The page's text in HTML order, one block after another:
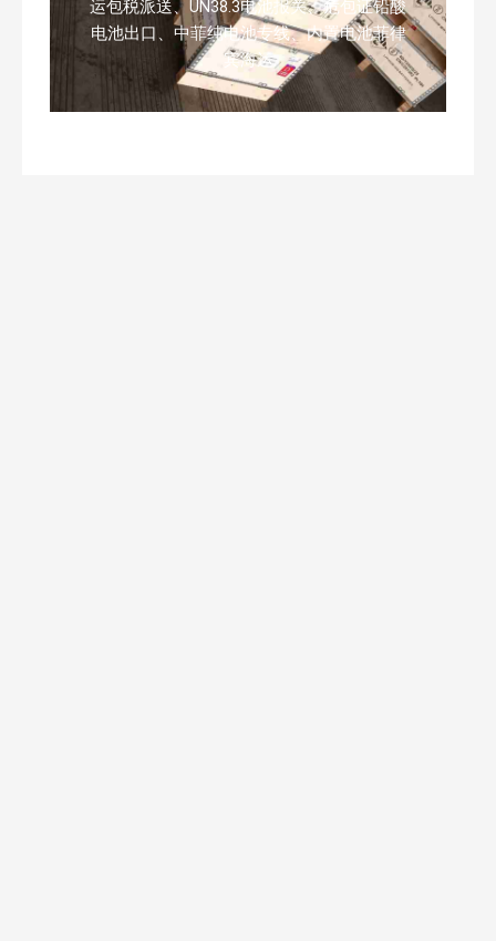
运包税派送、UN38.3电池报关、危包证铅酸
电池出口、中菲纯电池专线、内置电池菲律
宾海运